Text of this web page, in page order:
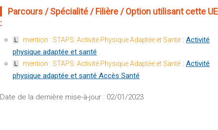
Parcours / Spécialité / Filière / Option utilisant cette UE
:
L mention : STAPS: Activité Physique Adaptée et Santé : Activité
physique adaptée et santé
L mention : STAPS: Activité Physique Adaptée et Santé : Activité
physique adaptée et santé Accès Santé
Date de la dernière mise-à-jour : 02/01/2023